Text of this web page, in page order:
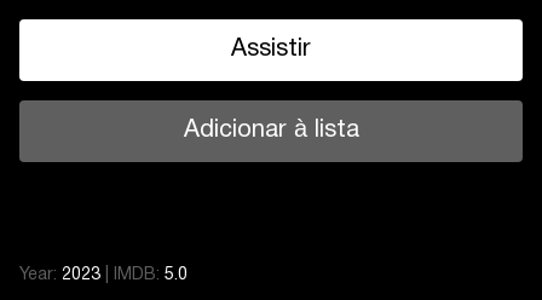
Assistir
Adicionar à lista
Year: 2023 IMDB: 5.0